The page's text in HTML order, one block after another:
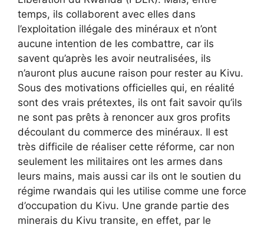
temps, ils collaborent avec elles dans
l’exploitation illégale des minéraux et n’ont
aucune intention de les combattre, car ils
savent qu’après les avoir neutralisées, ils
n’auront plus aucune raison pour rester au Kivu.
Sous des motivations officielles qui, en réalité
sont des vrais prétextes, ils ont fait savoir qu’ils
ne sont pas prêts à renoncer aux gros profits
découlant du commerce des minéraux. Il est
très difficile de réaliser cette réforme, car non
seulement les militaires ont les armes dans
leurs mains, mais aussi car ils ont le soutien du
régime rwandais qui les utilise comme une force
d’occupation du Kivu. Une grande partie des
minerais du Kivu transite, en effet, par le